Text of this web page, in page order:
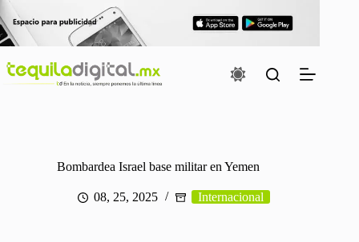
Saltar
al
contenido
Bombardea Israel base militar en Yemen
08, 25, 2025 Internacional